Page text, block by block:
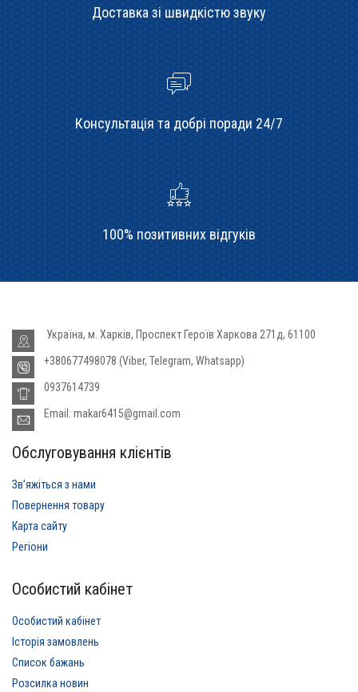
Доставка зі швидкістю звуку
Консультація та добрі поради 24/7
100% позитивних відгуків
Україна, м. Харків, Проспект Героїв Харкова 271д, 61100
+380677498078 (Viber, Telegram, Whatsapp)
0937614739
Email: makar6415@gmail.com
Обслуговування клієнтів
Звʼяжіться з нами
Повернення товару
Карта сайту
Регіони
Особистий кабінет
Особистий кабінет
Історія замовлень
Список бажань
Розсилка новин